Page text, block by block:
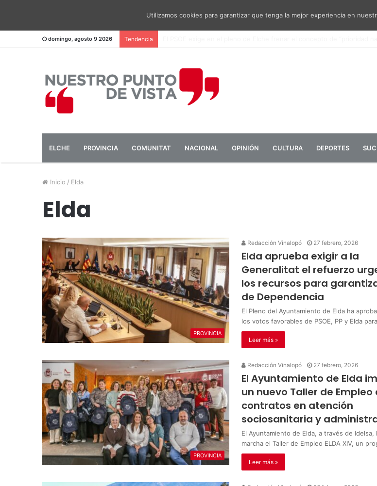
domingo, agosto 9 2026 Tendencia
ELCHE PROVINCIA COMUNITAT NACIONAL OPINIÓN CULTURA DEPORTES
Inicio / Elda
Elda
PROVINCIA
Redacción Vinalopó 27 febrero, 2026
Elda aprueba exigir a la
Generalitat el refuerzo
los recursos para
de Dependencia
El Pleno del Ayuntamiento de Elda ha
los votos favorables de PSOE, PP y Elda
Leer más »
PROVINCIA
Redacción Vinalopó 27 febrero, 2026
El Ayuntamiento de Elda
un nuevo Taller de Empleo
contratos en atención
sociosanitaria y
El Ayuntamiento de Elda, a través de
marcha el Taller de Empleo ELDA XIV, un
Leer más »
Utilizamos cookies para garantizar que tenga la mejor experiencia en